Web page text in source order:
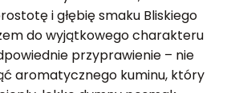
i głębię smaku Bliskiego
do wyjątkowego charakteru
przyprawienie – nie
aromatycznego kuminu, który